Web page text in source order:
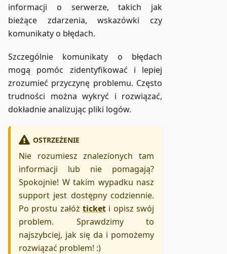
informacji o serwerze, takich jak
bieżące zdarzenia, wskazówki czy
komunikaty o błędach.
Szczególnie komunikaty o błędach
mogą pomóc zidentyfikować i lepiej
zrozumieć przyczynę problemu. Często
trudności można wykryć i rozwiązać,
dokładnie analizując pliki logów.
OSTRZEŻENIE
Nie rozumiesz znalezionych tam
informacji lub nie pomagają?
Spokojnie! W takim wypadku nasz
support jest dostępny codziennie.
Po prostu załóż ticket i opisz swój
problem. Sprawdzimy to
najszybciej, jak się da i pomożemy
rozwiązać problem! :)